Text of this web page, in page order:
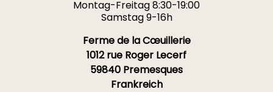
Montag-Freitag 8:30-19:00
Samstag 9-16h
Ferme de la Cœuillerie
1012 rue Roger Lecerf
59840 Premesques
Frankreich